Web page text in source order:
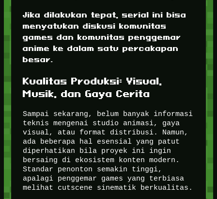
Jika dilakukan tepat, serial ini bisa
menyatukan diskusi komunitas
games dan komunitas penggemar
anime ke dalam satu percakapan
besar.
Kualitas Produksi: Visual,
Musik, dan Gaya Cerita
Sampai sekarang, belum banyak informasi
teknis mengenai studio animasi, gaya
visual, atau format distribusi. Namun,
ada beberapa hal esensial yang patut
diperhatikan bila proyek ini ingin
bersaing di ekosistem konten modern.
Standar penonton semakin tinggi,
apalagi penggemar games yang terbiasa
melihat cutscene sinematik berkualitas.